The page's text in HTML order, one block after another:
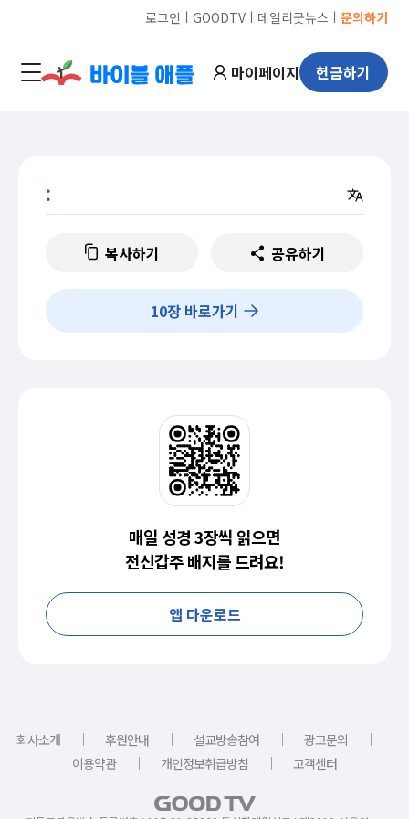
로그인 ㅣ GOODTVㅣ 데일리굿뉴스 ㅣ 문의하기
마이페이지 헌금하기
:
복사하기 공유하기
10장 바로가기
매일 성경 3장씩 읽으면
전신갑주 배지를 드려요!
앱 다운로드
회사소개 ｜ 후원안내 ｜ 설교방송참여 ｜ 광고문의
｜
이용약관
｜ 개인정보취급방침 ｜ 고객센터